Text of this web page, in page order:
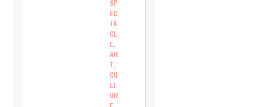
SP
EC
TA
CL
E,
AR
T,
CU
LT
UR